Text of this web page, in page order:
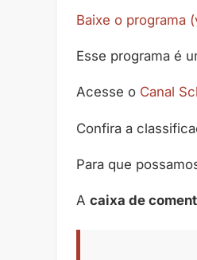
Baixe o programa
Esse programa é
Acesse o Canal
Confira a
Para que
A caixa de